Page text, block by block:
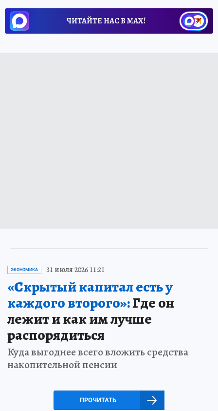
ЧИТАЙТЕ НАС В МАХ!
ЭКОНОМИКА 31 июля 2026 11:21
«Скрытый капитал есть у
каждого второго»:Где он
лежит и как им лучше
распорядиться
Куда выгоднее всего вложить средства
накопительной пенсии
ПРОЧИТАТЬ